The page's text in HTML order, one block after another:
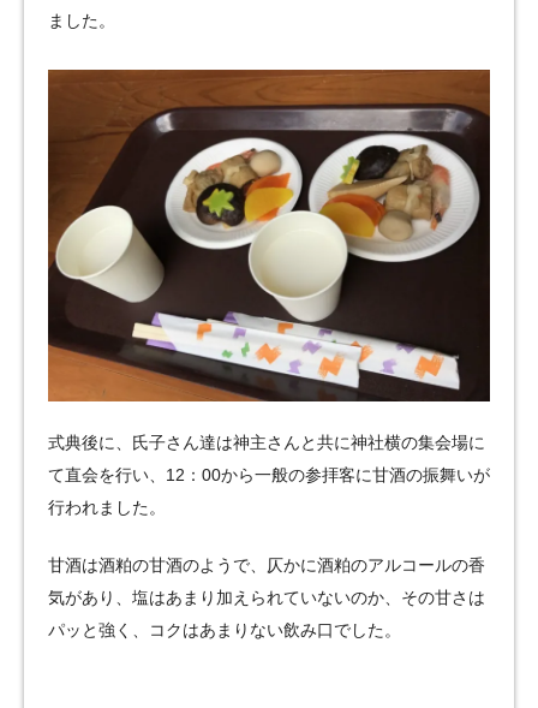
ました。
式典後に、氏子さん達は神主さんと共に神社横の集会場に
て直会を行い、12：00から一般の参拝客に甘酒の振舞いが
行われました。
甘酒は酒粕の甘酒のようで、仄かに酒粕のアルコールの香
気があり、塩はあまり加えられていないのか、その甘さは
パッと強く、コクはあまりない飲み口でした。